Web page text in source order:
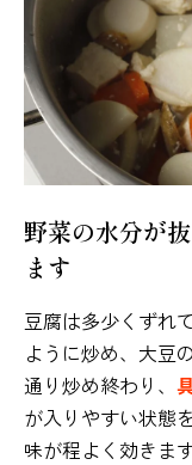
野菜の水分が
ます
豆腐は多少くずれ
ように炒め、大豆
通り炒め終わり、
が入りやすい状態
味が程よく効きます